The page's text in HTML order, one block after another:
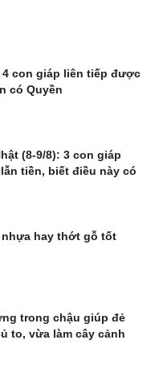
4 con giáp liên tiếp được
có Quyền
(8-9/8): 3 con giáp
tiền, biết điều này có
hay thớt gỗ tốt
trong chậu giúp đẻ
to, vừa làm cây cảnh